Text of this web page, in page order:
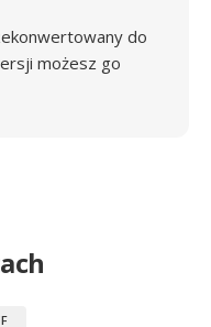
do
możesz go